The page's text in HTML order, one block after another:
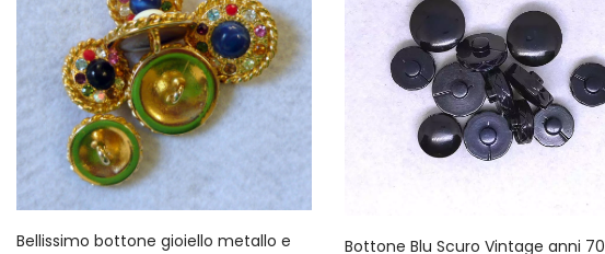
Bellissimo bottone gioiello metallo e
Bottone Blu Scuro Vintage anni 70